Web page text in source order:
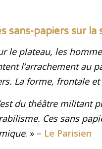
sans-papiers sur
le plateau, les
l’arrachement au
La forme, frontale
du théâtre militant
Ces sans
. » – Le Parisien